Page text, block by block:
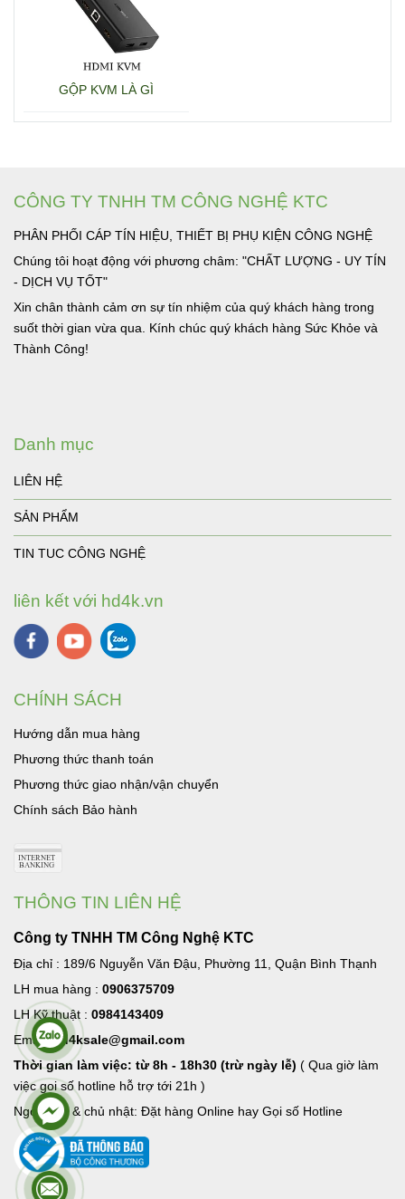
GỘP KVM LÀ GÌ
CÔNG TY TNHH TM CÔNG NGHỆ KTC
PHÂN PHỐI CÁP TÍN HIỆU, THIẾT BỊ PHỤ KIỆN CÔNG NGHỆ
Chúng tôi hoạt động với phương châm: "CHẤT LƯỢNG - UY TÍN
- DỊCH VỤ TỐT"
Xin chân thành cảm ơn sự tín nhiệm của quý khách hàng trong
suốt thời gian vừa qua. Kính chúc quý khách hàng Sức Khỏe và
Thành Công!
Danh mục
LIÊN HỆ
SẢN PHẨM
TIN TUC CÔNG NGHỆ
liên kết với hd4k.vn
CHÍNH SÁCH
Hướng dẫn mua hàng
Phương thức thanh toán
Phương thức giao nhận/vận chuyển
Chính sách Bảo hành
THÔNG TIN LIÊN HỆ
Công ty TNHH TM Công Nghệ KTC
Địa chỉ : 189/6 Nguyễn Văn Đậu, Phường 11, Quận Bình Thạnh
LH mua hàng : 0906375709
LH Kỹ thuật : 0984143409
Email:hd4ksale@gmail.com
Thời gian làm việc: từ 8h - 18h30 (trừ ngày lễ) ( Qua giờ làm
việc goi số hotline hỗ trợ tới 21h )
Ngoài giờ & chủ nhật: Đặt hàng Online hay Gọi số Hotline